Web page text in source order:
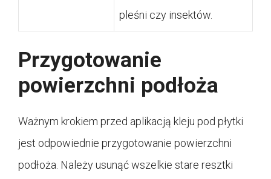
pleśni czy insektów.
Przygotowanie
powierzchni podłoża
Ważnym krokiem przed aplikacją kleju pod płytki
jest odpowiednie przygotowanie powierzchni
podłoża. Należy usunąć wszelkie stare resztki